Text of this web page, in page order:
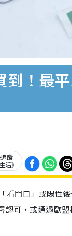
到！最
蹤
活》
看門口」或陽性
認可，或通過歐盟